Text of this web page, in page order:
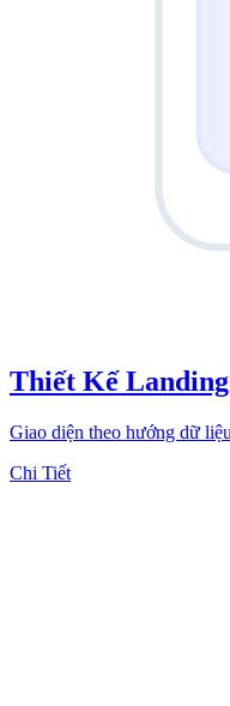
Thiết Kế Landing
Giao diện theo hướng dữ
Chi Tiết